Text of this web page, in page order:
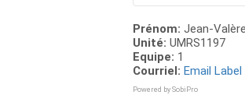
Prénom: Jean-Valère
Unité: UMRS1197
Equipe: 1
Courriel: Email Label
Powered by SobiPro